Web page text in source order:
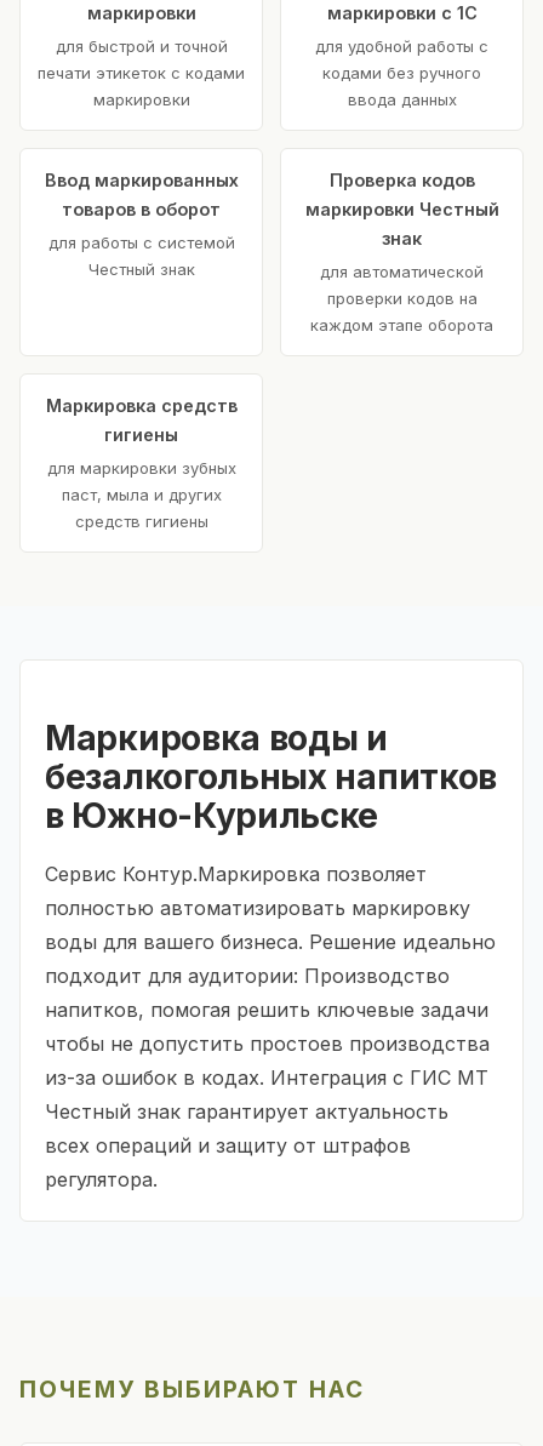
маркировки
для быстрой и точной
печати этикеток с кодами
маркировки
маркировки с 1С
для удобной работы с
кодами без ручного
ввода данных
Ввод маркированных
товаров в оборот
для работы с системой
Честный знак
Проверка кодов
маркировки Честный
знак
для автоматической
проверки кодов на
каждом этапе оборота
Маркировка средств
гигиены
для маркировки зубных
паст, мыла и других
средств гигиены
Маркировка воды и
безалкогольных напитков
в Южно-Курильске
Сервис Контур.Маркировка позволяет
полностью автоматизировать маркировку
воды для вашего бизнеса. Решение идеально
подходит для аудитории: Производство
напитков, помогая решить ключевые задачи
чтобы не допустить простоев производства
из-за ошибок в кодах. Интеграция с ГИС МТ
Честный знак гарантирует актуальность
всех операций и защиту от штрафов
регулятора.
ПОЧЕМУ ВЫБИРАЮТ НАС